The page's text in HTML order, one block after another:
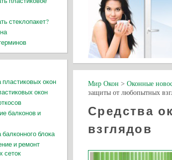
Мир Окон > Оконные
защиты от любопытных
Средства
взглядов
стеклопакет?
пластиковых окон
окон
балконов и
балконного блока
и ремонт
сеток